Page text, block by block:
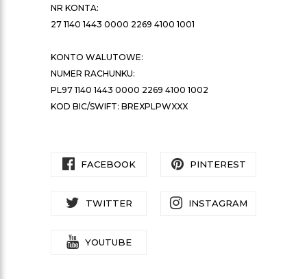
NR KONTA:
27 1140 1443 0000 2269 4100 1001
KONTO WALUTOWE:
NUMER RACHUNKU:
PL97 1140 1443 0000 2269 4100 1002
KOD BIC/SWIFT: BREXPLPWXXX
FACEBOOK PINTEREST
TWITTER INSTAGRAM
YOUTUBE